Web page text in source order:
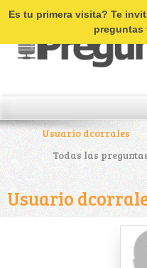
Es tu primera visita? Te
preguntas
Usuario dcorrales
Todas las
Usuario